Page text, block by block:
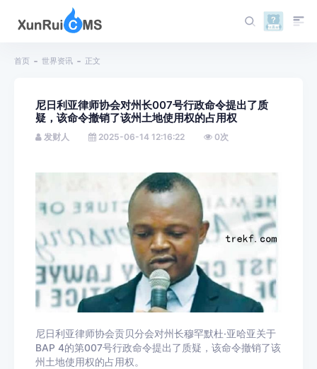
首页 世界资讯 正文
尼日利亚律师协会对州长007号行政命令提出了质
疑，该命令撤销了该州土地使用权的占用权
发财人 2025-06-14 12:16:22 0次
尼日利亚律师协会贡贝分会对州长穆罕默杜·亚哈亚关于
BAP 4的第007号行政命令提出了质疑，该命令撤销了该
州土地使用权的占用权。